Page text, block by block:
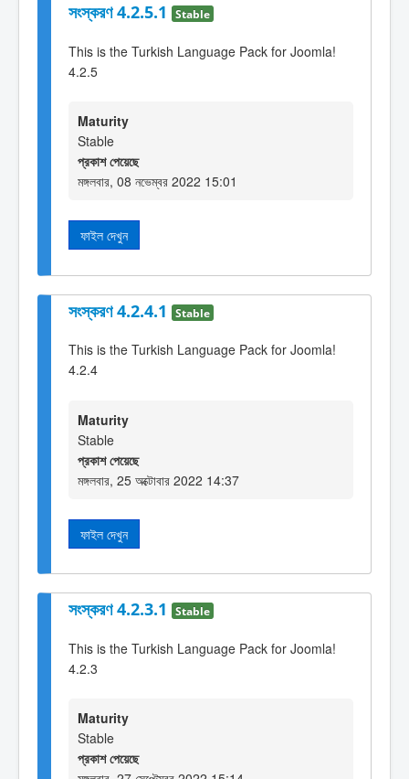
সংস্করণ 4.2.5.1 Stable
This is the Turkish Language Pack for Joomla!
4.2.5
Maturity
Stable
প্রকাশ পেয়েছে
মঙ্গলবার, 08 নভেম্বর 2022 15:01
ফাইল দেখুন
সংস্করণ 4.2.4.1 Stable
This is the Turkish Language Pack for Joomla!
4.2.4
Maturity
Stable
প্রকাশ পেয়েছে
মঙ্গলবার, 25 অক্টোবার 2022 14:37
ফাইল দেখুন
সংস্করণ 4.2.3.1 Stable
This is the Turkish Language Pack for Joomla!
4.2.3
Maturity
Stable
প্রকাশ পেয়েছে